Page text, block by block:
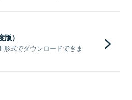
）
式でダウンロードできま